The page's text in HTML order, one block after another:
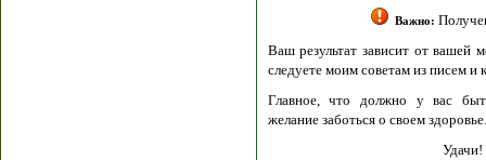
Важно:Получение
Ваш результат зависит от вашей
следуете моим советам из писем и книг.
Главное, что должно у вас быть -
желание заботься о своем здоровье.
Удачи!